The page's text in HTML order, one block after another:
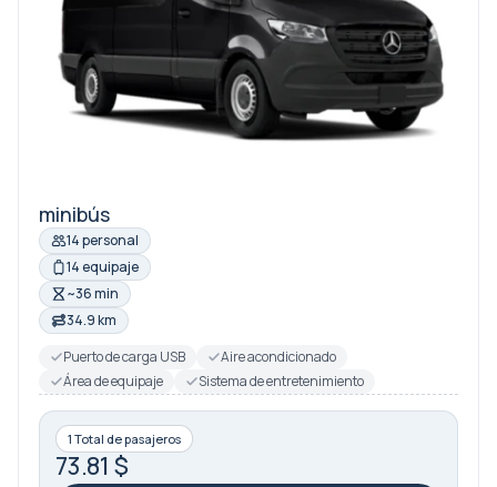
minibús
14 personal
14 equipaje
~36 min
34.9 km
Puerto de carga USB
Aire acondicionado
Área de equipaje
Sistema de entretenimiento
1 Total de pasajeros
73.81 $